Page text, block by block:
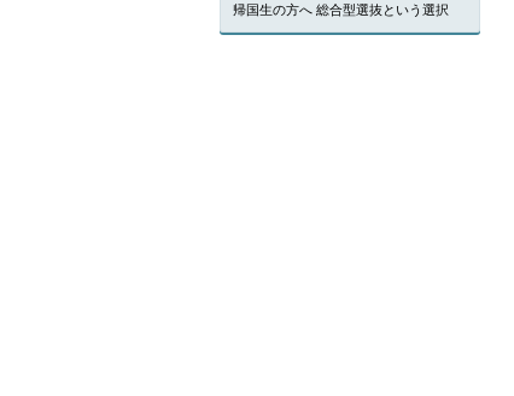
帰国生の方へ 総合型選抜という選択